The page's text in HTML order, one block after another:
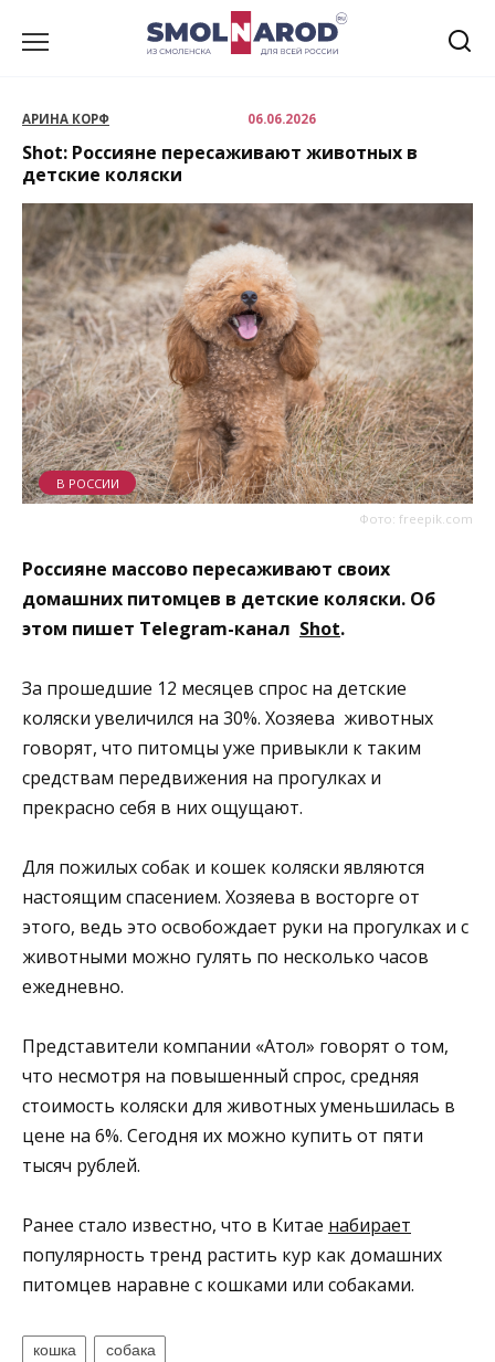
АРИНА КОРФ 06.06.2026
Shot: Россияне пересаживают животных в
детские коляски
Фото: freepik.com
В РОССИИ
Россияне массово пересаживают своих
домашних питомцев в детские коляски. Об
этом пишет Telegram-канал Shot.
За прошедшие 12 месяцев спрос на детские
коляски увеличился на 30%. Хозяева животных
говорят, что питомцы уже привыкли к таким
средствам передвижения на прогулках и
прекрасно себя в них ощущают.
Для пожилых собак и кошек коляски являются
настоящим спасением. Хозяева в восторге от
этого, ведь это освобождает руки на прогулках и с
животными можно гулять по несколько часов
ежедневно.
Представители компании «Атол» говорят о том,
что несмотря на повышенный спрос, средняя
стоимость коляски для животных уменьшилась в
цене на 6%. Сегодня их можно купить от пяти
тысяч рублей.
Ранее стало известно, что в Китае набирает
популярность тренд растить кур как домашних
питомцев наравне с кошками или собаками.
кошка собака